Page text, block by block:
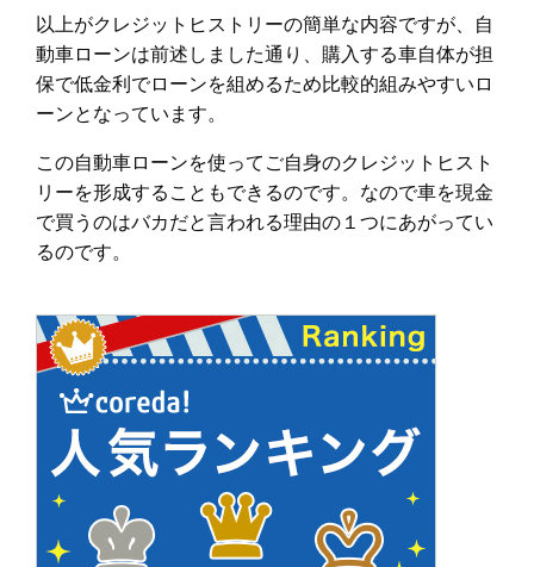
以上がクレジットヒストリーの簡単な内容ですが、自
動車ローンは前述しました通り、購入する車自体が担
保で低金利でローンを組めるため比較的組みやすいロ
ーンとなっています。
この自動車ローンを使ってご自身のクレジットヒスト
リーを形成することもできるのです。なので車を現金
で買うのはバカだと言われる理由の１つにあがってい
るのです。